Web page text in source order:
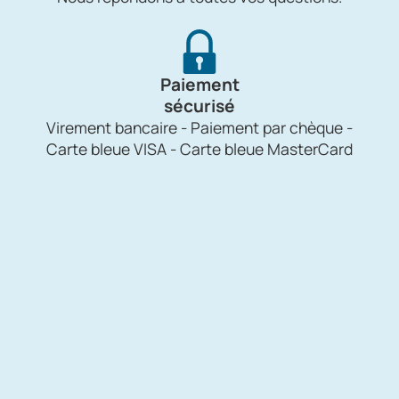
Paiement
sécurisé
Virement bancaire - Paiement par chèque -
Carte bleue VISA - Carte bleue MasterCard